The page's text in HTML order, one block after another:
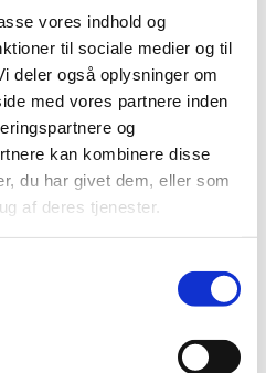
vores indhold og
til sociale medier og til
deler også oplysninger om
med vores partnere inden
og
kan kombinere disse
du har givet dem, eller som
af deres tjenester.
kunne lide...